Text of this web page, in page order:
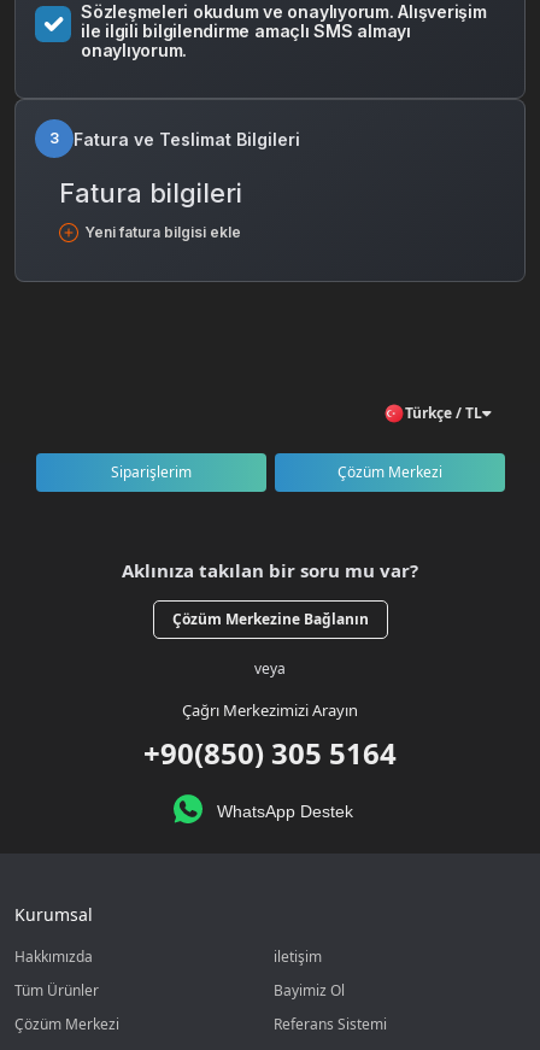
Sözleşmeleri okudum ve onaylıyorum. Alışverişim
ile ilgili bilgilendirme amaçlı SMS almayı
onaylıyorum.
3 Fatura ve Teslimat Bilgileri
Fatura bilgileri
Yeni fatura bilgisi ekle
Türkçe / TL
Siparişlerim Çözüm Merkezi
Aklınıza takılan bir soru mu var?
Çözüm Merkezine Bağlanın
veya
Çağrı Merkezimizi Arayın
+90(850) 305 5164
WhatsApp Destek
Kurumsal
Hakkımızda
iletişim
Tüm Ürünler
Bayimiz Ol
Çözüm Merkezi
Referans Sistemi